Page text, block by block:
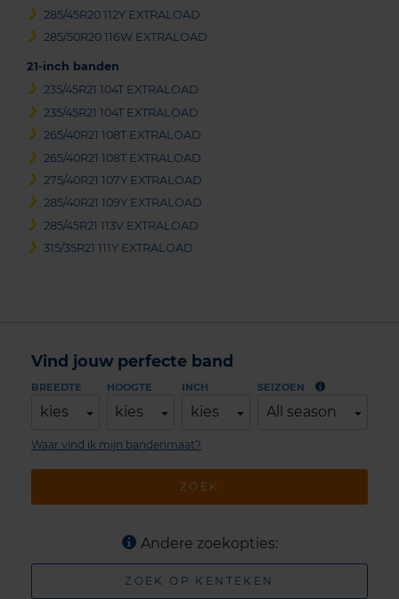
285/45R20 112Y EXTRALOAD
285/50R20 116W EXTRALOAD
21-inch banden
235/45R21 104T EXTRALOAD
235/45R21 104T EXTRALOAD
265/40R21 108T EXTRALOAD
265/40R21 108T EXTRALOAD
275/40R21 107Y EXTRALOAD
285/40R21 109Y EXTRALOAD
285/45R21 113V EXTRALOAD
315/35R21 111Y EXTRALOAD
Vind jouw perfecte band
BREEDTE
kies
HOOGTE
kies
INCH
kies
SEIZOEN
All season
ZOEK
Waar vind ik mijn bandenmaat?
Andere zoekopties:
ZOEK OP KENTEKEN